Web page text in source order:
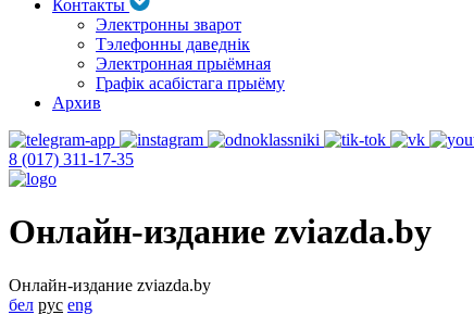
Контакты
Электронны зварот
Тэлефонны даведнік
Электронная прыёмная
Графік асабістага прыёму
Архив
8 (017) 311-17-35
Онлайн-издание zviazda.by
Онлайн-издание zviazda.by
бел рус eng